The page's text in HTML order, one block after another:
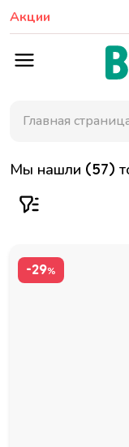
Акции
Главная
Мы нашли (57)
-29%